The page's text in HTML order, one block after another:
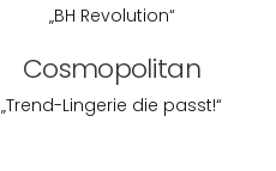
„BH Revolution“
Cosmopolitan
„Trend-Lingerie die passt!“